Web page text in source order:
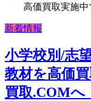
高価買取実施中
新着情報
小学校別/志
教材を高価
買取.COMへ